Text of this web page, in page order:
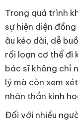
Trong quá trình
sự hiện diện
âu kéo dài, dễ
rối loạn cơ thể đi
bác sĩ không chỉ
lý mà còn xem
nhân thần kinh
Đối với nhiều